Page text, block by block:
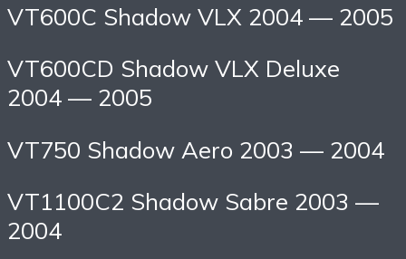
VT600C Shadow VLX 2004 — 2005
VT600CD Shadow VLX Deluxe
2004 — 2005
VT750 Shadow Aero 2003 — 2004
VT1100C2 Shadow Sabre 2003 —
2004